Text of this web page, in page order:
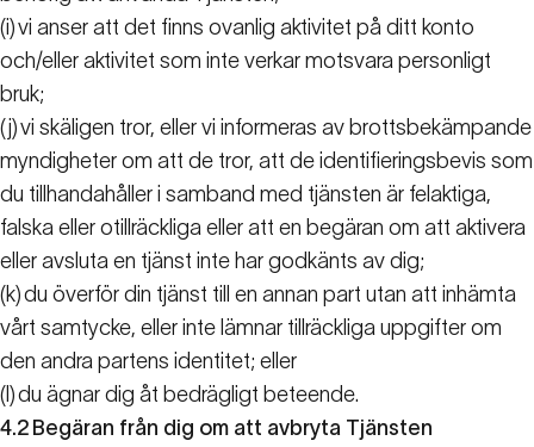
(i)vi anser att det finns ovanlig aktivitet på ditt konto
och/eller aktivitet som inte verkar motsvara personligt
bruk;
(j)vi skäligen tror, eller vi informeras av brottsbekämpande
myndigheter om att de tror, att de identifieringsbevis som
du tillhandahåller i samband med tjänsten är felaktiga,
falska eller otillräckliga eller att en begäran om att aktivera
eller avsluta en tjänst inte har godkänts av dig;
(k)du överför din tjänst till en annan part utan att inhämta
vårt samtycke, eller inte lämnar tillräckliga uppgifter om
den andra partens identitet; eller
(l)du ägnar dig åt bedrägligt beteende.
4.2 Begäran från dig om att avbryta Tjänsten